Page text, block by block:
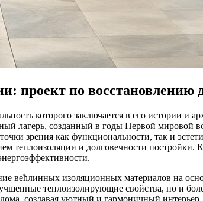
проект по восстановлению
которого заключается в его истории и
лагерь, созданный в годы Первой
зрения как функциональности, так и
теплоизоляции и долговечности постройки.
већлинных изоляционных материалов на
теплоизолирующие свойства, но и
создавая уютный и гармоничный